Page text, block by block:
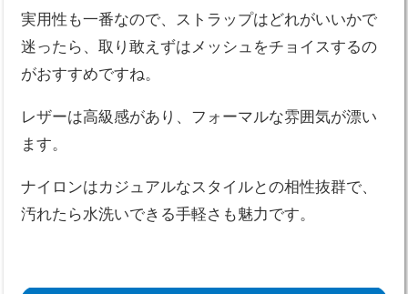
実用性も一番なので、ストラップはどれがいいかで
迷ったら、取り敢えずはメッシュをチョイスするの
がおすすめですね。
レザーは高級感があり、フォーマルな雰囲気が漂い
ます。
ナイロンはカジュアルなスタイルとの相性抜群で、
汚れたら水洗いできる手軽さも魅力です。